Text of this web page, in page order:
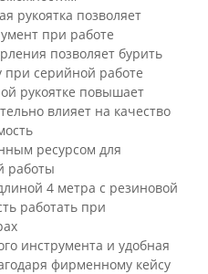
рукоятка позволяет
при работе
позволяет бурить
при серийной работе
рукоятке повышает
влияет на качество
ресурсом для
работы
4 метра с резиновой
работать при
инструмента и удобная
фирменному кейсу